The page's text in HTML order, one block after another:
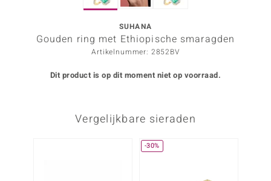
SUHANA
Gouden ring met Ethiopische smaragden
Artikelnummer: 2852BV
Dit product is op dit moment niet op voorraad.
Vergelijkbare sieraden
-30%